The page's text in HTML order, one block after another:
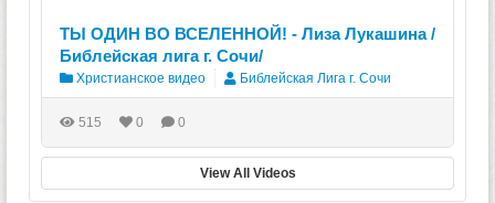
ТЫ ОДИН ВО ВСЕЛЕННОЙ! - Лиза Лукашина /
Библейская лига г. Сочи/
Христианское видео Библейская Лига г. Сочи
515 0 0
View All Videos